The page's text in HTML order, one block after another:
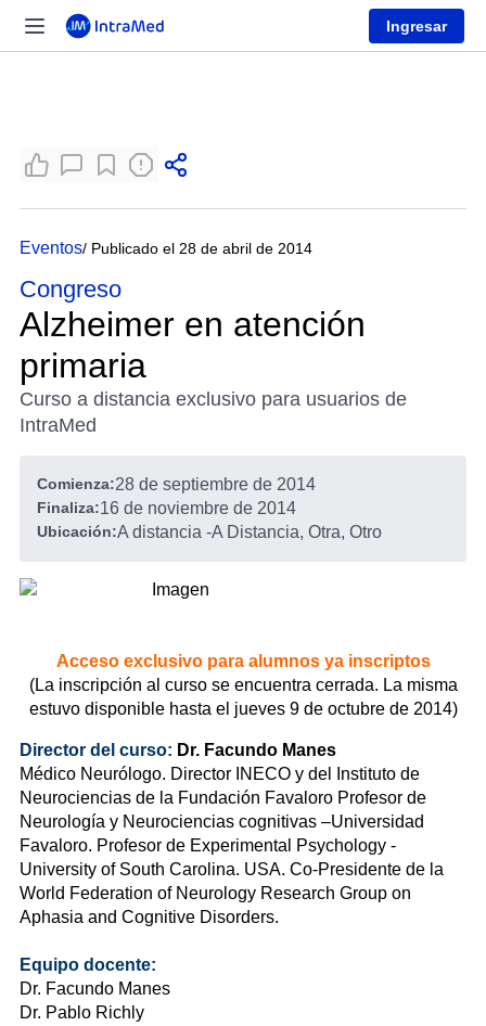
Ingresar
Eventos/ Publicado el 28 de abril de 2014
Congreso
Alzheimer en atención
primaria
Curso a distancia exclusivo para usuarios de
IntraMed
Comienza:28 de septiembre de 2014
Finaliza:16 de noviembre de 2014
Ubicación:A distancia -A Distancia, Otra, Otro
Acceso exclusivo para alumnos ya inscriptos
(La inscripción al curso se encuentra cerrada. La misma
estuvo disponible hasta el jueves 9 de octubre de 2014)
Director del curso: Dr. Facundo Manes
Médico Neurólogo. Director INECO y del Instituto de
Neurociencias de la Fundación Favaloro Profesor de
Neurología y Neurociencias cognitivas –Universidad
Favaloro. Profesor de Experimental Psychology -
University of South Carolina. USA. Co-Presidente de la
World Federation of Neurology Research Group on
Aphasia and Cognitive Disorders.
Equipo docente:
Dr. Facundo Manes
Dr. Pablo Richly